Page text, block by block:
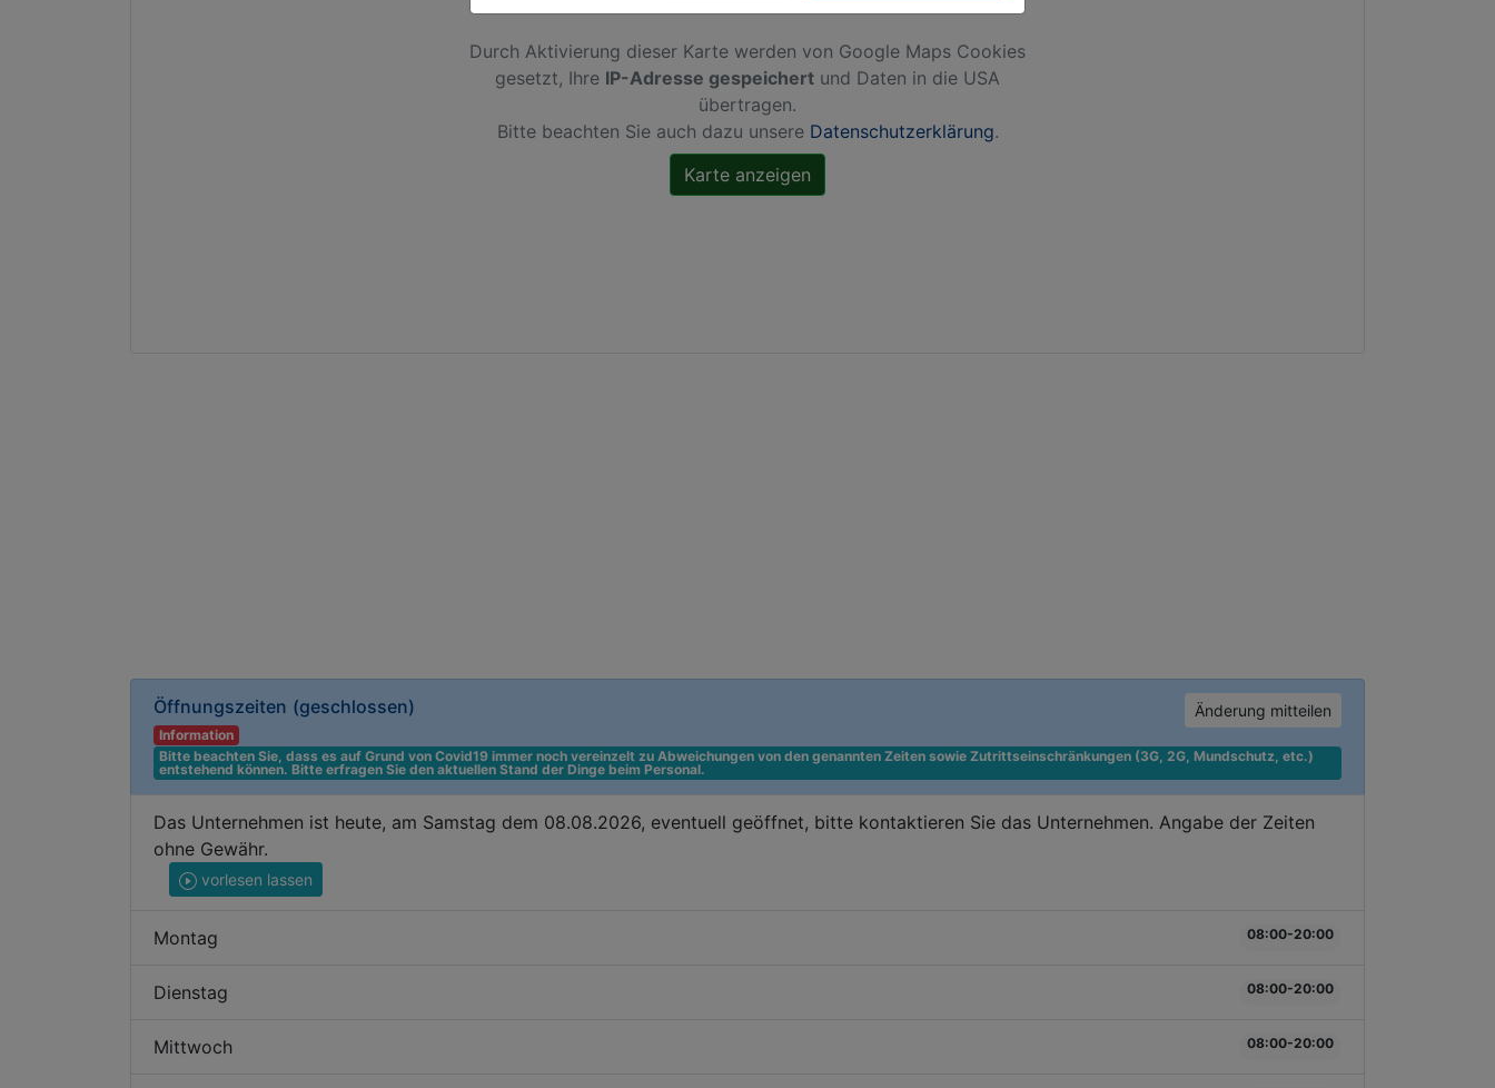
Öffnungszeiten (geschlossen) Änderung mitteilen
Information
Bitte beachten Sie, dass es auf Grund von Covid19 immer noch vereinzelt zu Abweichungen von den genannten Zeiten sowie Zutrittseinschränkungen (3G, 2G, Mundschutz, etc.)
entstehend können. Bitte erfragen Sie den aktuellen Stand der Dinge beim Personal.
Das Unternehmen ist heute, am Samstag dem 08.08.2026, eventuell geöffnet, bitte kontaktieren Sie das Unternehmen. Angabe der Zeiten
ohne Gewähr.
vorlesen lassen
Montag 08:00-20:00
Dienstag 08:00-20:00
Mittwoch 08:00-20:00
Durch Aktivierung dieser Karte werden von Google Maps Cookies
gesetzt, Ihre IP-Adresse gespeichert und Daten in die USA
übertragen.
Bitte beachten Sie auch dazu unsere Datenschutzerklärung.